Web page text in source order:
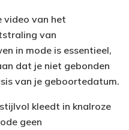
video van het
van
in mode is essentieel,
dat je niet gebonden
van je geboortedatum.
kleedt in knalroze
geen